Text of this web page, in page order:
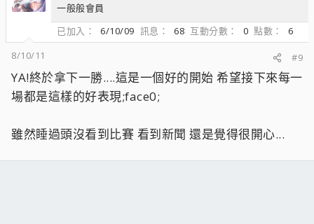
一般般會員
已加入
6/10/09 訊息 68 互動分數 0 點數
6
8/10/11
#9
YA!終於拿下一勝....這是一個好的開始 希望接下來每一
場都是這樣的好表現;face0;
雖然睡過頭沒看到比賽 看到新聞 還是覺得很開心...